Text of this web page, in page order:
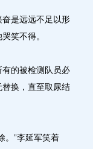
是远远不足以形
笑不得。
的被检测队员必
换，直至取尿结
”李延军笑着